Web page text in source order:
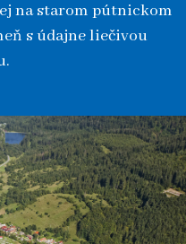
na starom pútnickom
s údajne liečivou